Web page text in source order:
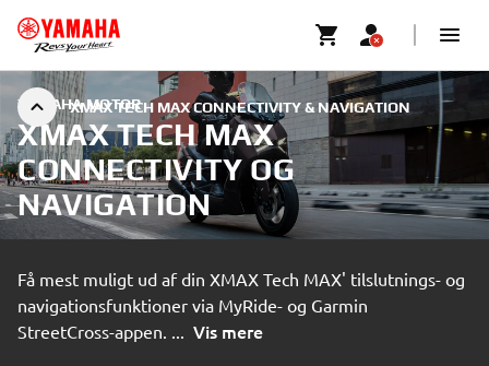
XMAX TECH MAX CONNECTIVITY & NAVIGATION
YAMAHA MOTOR
XMAX TECH MAX
CONNECTIVITY OG
NAVIGATION
Få mest muligt ud af din XMAX Tech MAX' tilslutnings- og
navigationsfunktioner via MyRide- og Garmin
StreetCross-appen. ... Vis mere